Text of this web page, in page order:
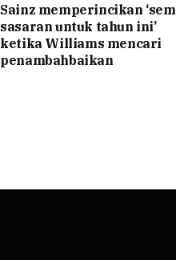
Sainz memperincikan
sasaran untuk tahun ini’
ketika Williams mencari
penambahbaikan